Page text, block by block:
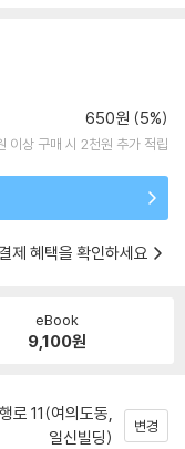
650원 (5%)
이상 구매 시 2천원 추가 적립
제 혜택을 확인하세요
eBook
9,100원
로 11(여의도동,
일신빌딩)
변경